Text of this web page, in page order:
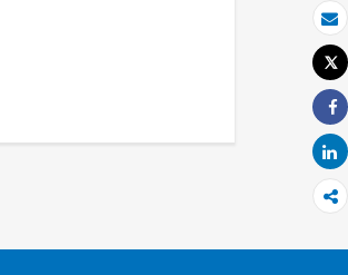
بريد الكتروني
طباعة
Tweet
Share
Share